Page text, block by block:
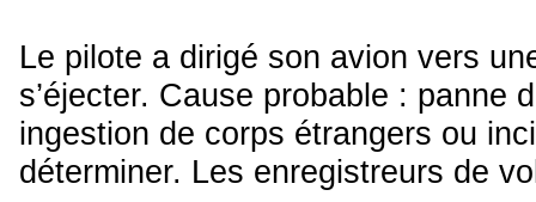
Le pilote a dirigé son avion vers
s’éjecter. Cause probable : panne
ingestion de corps étrangers ou
déterminer. Les enregistreurs de